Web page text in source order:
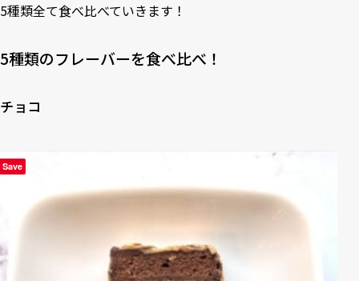
5種類全て食べ比べていきます！
5種類のフレーバーを食べ比べ！
チョコ
Save